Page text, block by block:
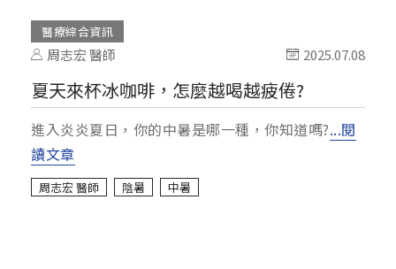
醫療綜合資訊
周志宏 醫師 2025.07.08
夏天來杯冰咖啡，怎麼越喝越疲倦?
進入炎炎夏日，你的中暑是哪一種，你知道嗎?...閱
讀文章
周志宏 醫師 陰暑 中暑